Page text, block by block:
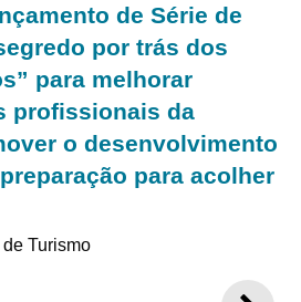
de Série de
por trás dos
para melhorar
profissionais da
o desenvolvimento
para acolher
Turismo